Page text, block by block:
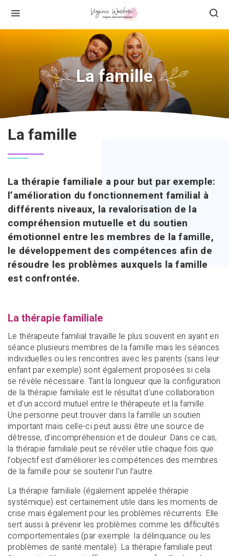
La famille
La famille
La thérapie familiale a pour but par exemple:
l’amélioration du fonctionnement familial à
différents niveaux, la revalorisation de la
compréhension mutuelle et du soutien
émotionnel entre les membres de la famille,
le développement des compétences afin de
résoudre les problèmes auxquels la famille
est confrontée.
La thérapie familiale
Le thérapeute familial travaille le plus souvent en ayant en
séance plusieurs membres de la famille mais les séances
individuelles ou les rencontres avec les parents (sans leur
enfant par exemple) sont également proposées si cela
se révèle nécessaire. Tant la longueur que la configuration
de la thérapie familiale est le résultat d’une collaboration
et d’un accord mutuel entre le thérapeute et la famille.
Une personne peut trouver dans la famille un soutien
important mais celle-ci peut aussi être une source de
détresse, d’incompréhension et de douleur. Dans ce cas,
la thérapie familiale peut se révéler utile chaque fois que
l’objectif est d’améliorer les compétences des membres
de la famille pour se soutenir l’un l’autre.
La thérapie familiale (également appelée thérapie
systémique) est certainement utile dans les moments de
crise mais également pour les problèmes récurrents. Elle
sert aussi à prévenir les problèmes comme les difficultés
comportementales (par exemple: la délinquance ou les
problèmes de santé mentale). La thérapie familiale peut